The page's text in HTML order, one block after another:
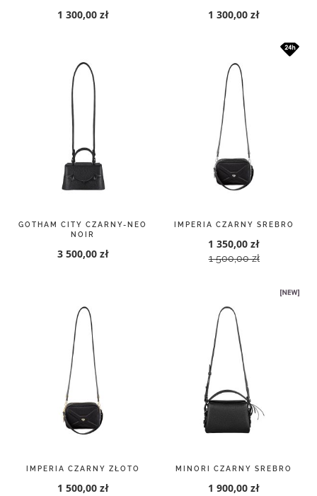
1 300,00 zł 1 300,00 zł
GOTHAM CITY CZARNY-NEO
NOIR
3 500,00 zł
IMPERIA CZARNY SREBRO
1 350,00 zł
1 500,00 zł
IMPERIA CZARNY ZŁOTO
1 500,00 zł
MINORI CZARNY SREBRO
1 900,00 zł